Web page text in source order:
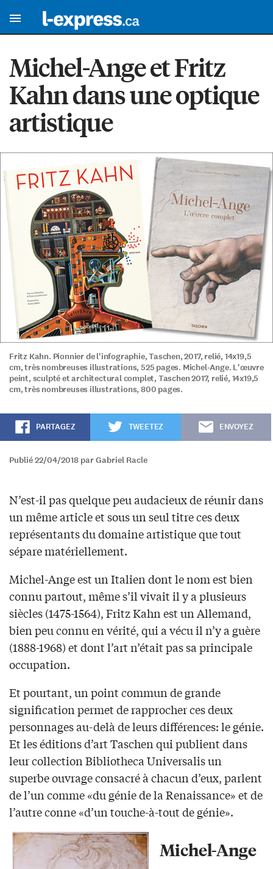
Michel-Ange et Fritz
Kahn dans une optique
artistique
Fritz Kahn. Pionnier de l'infographie, Taschen, 2017, relié, 14x19,5
cm, très nombreuses illustrations, 525 pages. Michel-Ange. L'œuvre
peint, sculpté et architectural complet, Taschen 2017, relié, 14x19,5
cm, très nombreuses illustrations, 800 pages.
PARTAGEZ TWEETEZ ENVOYEZ
Publié 22/04/2018 par Gabriel Racle
N’est-il pas quelque peu audacieux de réunir dans
un même article et sous un seul titre ces deux
représentants du domaine artistique que tout
sépare matériellement.
Michel-Ange est un Italien dont le nom est bien
connu partout, même s’il vivait il y a plusieurs
siècles (1475-1564), Fritz Kahn est un Allemand,
bien peu connu en vérité, qui a vécu il n’y a guère
(1888-1968) et dont l’art n’était pas sa principale
occupation.
Et pourtant, un point commun de grande
signification permet de rapprocher ces deux
personnages au-delà de leurs différences: le génie.
Et les éditions d’art Taschen qui publient dans
leur collection Bibliotheca Universalis un
superbe ouvrage consacré à chacun d’eux, parlent
de l’un comme «du génie de la Renaissance» et de
l’autre conne «d’un touche-à-tout de génie».
Michel-Ange